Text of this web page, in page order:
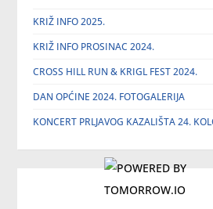
KRIŽ INFO 2025.
KRIŽ INFO PROSINAC 2024.
CROSS HILL RUN & KRIGL FEST 2024.
DAN OPĆINE 2024. FOTOGALERIJA
KONCERT PRLJAVOG KAZALIŠTA 24.